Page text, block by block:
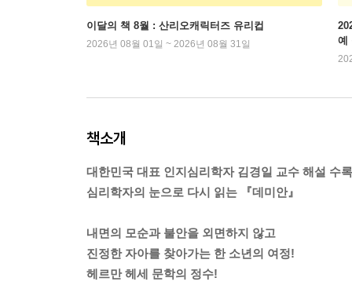
이달의 책 8월 : 산리오캐릭터즈 유리컵
2026년 08월 01일 ~ 2026년 08월 31일
예
책소개
대한민국 대표 인지심리학자 김경일 교수 해설 수록
심리학자의 눈으로 다시 읽는 『데미안』
내면의 모순과 불안을 외면하지 않고
진정한 자아를 찾아가는 한 소년의 여정!
헤르만 헤세 문학의 정수!